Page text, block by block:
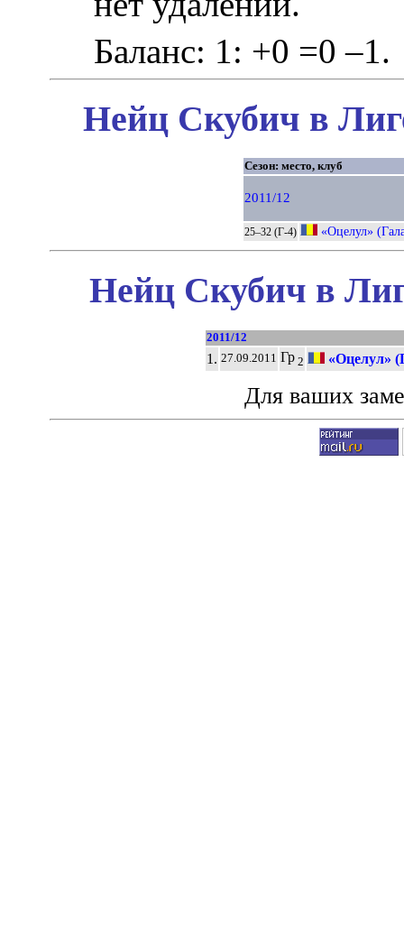
Баланс: 1: +0 =0 –1.
Нейц Скубич в
Сезон: место, клуб
2011/12
25–32 (Г-4) «Оцелул»
Нейц Скубич в
2011/12
1. 27.09.2011 Гр2 «Оцелул»
Для ваших